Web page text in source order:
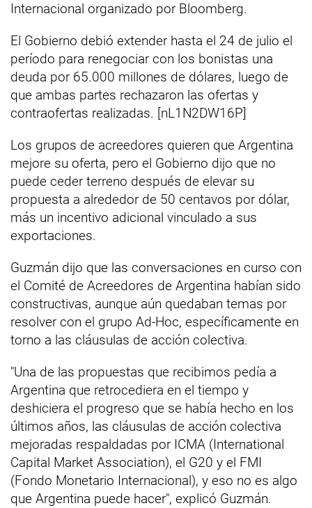
Internacional organizado por Bloomberg.
El Gobierno debió extender hasta el 24 de julio el
período para renegociar con los bonistas una
deuda por 65.000 millones de dólares, luego de
que ambas partes rechazaron las ofertas y
contraofertas realizadas. [nL1N2DW16P]
Los grupos de acreedores quieren que Argentina
mejore su oferta, pero el Gobierno dijo que no
puede ceder terreno después de elevar su
propuesta a alrededor de 50 centavos por dólar,
más un incentivo adicional vinculado a sus
exportaciones.
Guzmán dijo que las conversaciones en curso con
el Comité de Acreedores de Argentina habían sido
constructivas, aunque aún quedaban temas por
resolver con el grupo Ad-Hoc, específicamente en
torno a las cláusulas de acción colectiva.
"Una de las propuestas que recibimos pedía a
Argentina que retrocediera en el tiempo y
deshiciera el progreso que se había hecho en los
últimos años, las cláusulas de acción colectiva
mejoradas respaldadas por ICMA (International
Capital Market Association), el G20 y el FMI
(Fondo Monetario Internacional), y eso no es algo
que Argentina puede hacer", explicó Guzmán.